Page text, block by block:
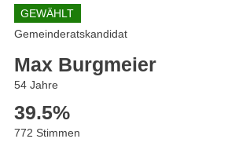
GEWÄHLT
Gemeinderatskandidat
Max Burgmeier
54 Jahre
39.5%
772 Stimmen